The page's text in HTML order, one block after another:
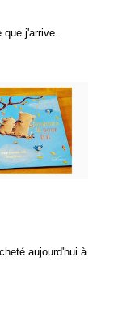
que j'arrive.
aujourd'hui à